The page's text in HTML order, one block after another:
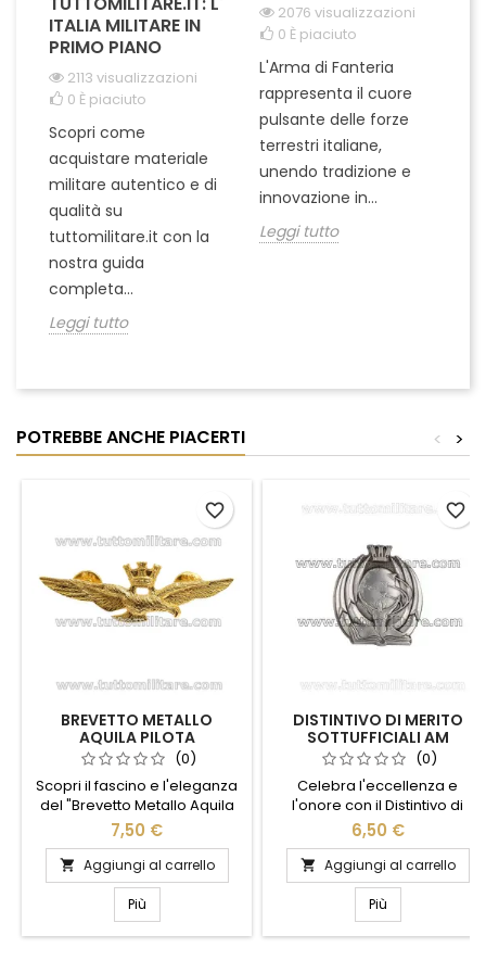
ITALIA MILITARE IN
PRIMO PIANO
2113 visualizzazioni
0 È piaciuto
Scopri come
acquistare materiale
militare autentico e di
qualità su
tuttomilitare.it con la
nostra guida
completa...
Leggi tutto
2076 visualizzazioni
0 È piaciuto
L'Arma di Fanteria
rappresenta il cuore
pulsante delle forze
terrestri italiane,
unendo tradizione e
innovazione in...
Leggi tutto
POTREBBE ANCHE PIACERTI >
<
BREVETTO METALLO
AQUILA PILOTA
AERONAUTICA MILITARE
(0)
Scopri il fascino e l'eleganza
del "Brevetto Metallo Aquila
Pilota Militare", un simbolo di
coraggio e dedizione.
Realizzato con materiali di
alta qualità, questo distintivo
rappresenta l'orgoglio e la
tradizione dei piloti militari. Il
design dettagliato dell'aquila
7,50 €
 Aggiungi al carrello
Più
favorite_border
DISTINTIVO DI MERITO
SOTTUFFICIALI AM
MARESCIALLI
AERONAUTICA MILITARE
(0)
Celebra l'eccellenza e
l'onore con il Distintivo di
Merito Sottufficiali AM
Marescialli dell'Aeronautica
Militare. Questo distintivo
rappresenta un simbolo di
dedizione e servizio
impeccabile, realizzato con
materiali di alta qualità per
6,50 €
 Aggiungi al carrello
Più
favorite_border